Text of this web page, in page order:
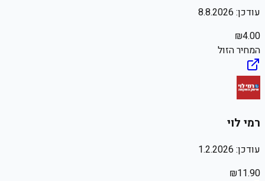
עודכן: 8.8.2026
₪4.00
המחיר הזול
רמי לוי
עודכן: 1.2.2026
₪11.90